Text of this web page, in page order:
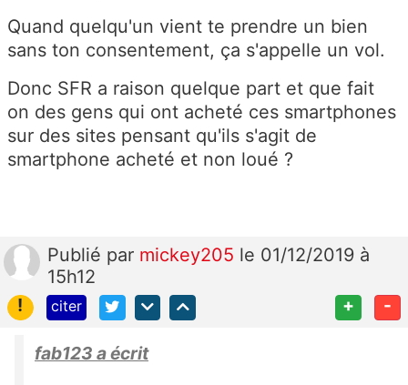
Quand quelqu'un vient te prendre un bien
sans ton consentement, ça s'appelle un vol.
Donc SFR a raison quelque part et que fait
on des gens qui ont acheté ces smartphones
sur des sites pensant qu'ils s'agit de
smartphone acheté et non loué ?
Publié par mickey205 le 01/12/2019 à
15h12
!
citer + -
fab123 a écrit